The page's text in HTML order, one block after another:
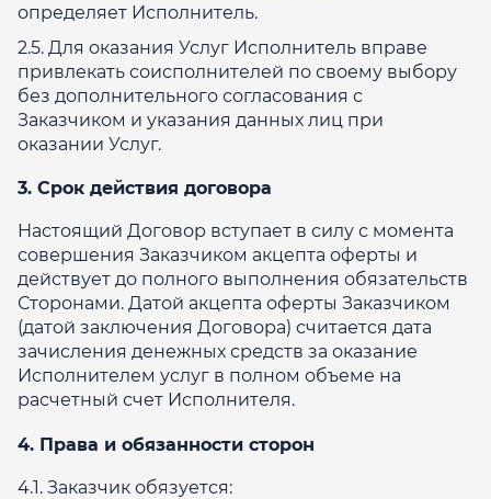
определяет Исполнитель.
2.5. Для оказания Услуг Исполнитель вправе
привлекать соисполнителей по своему выбору
без дополнительного согласования с
Заказчиком и указания данных лиц при
оказании Услуг.
3. Срок действия договора
Настоящий Договор вступает в силу с момента
совершения Заказчиком акцепта оферты и
действует до полного выполнения обязательств
Сторонами. Датой акцепта оферты Заказчиком
(датой заключения Договора) считается дата
зачисления денежных средств за оказание
Исполнителем услуг в полном объеме на
расчетный счет Исполнителя.
4. Права и обязанности сторон
4.1. Заказчик обязуется: